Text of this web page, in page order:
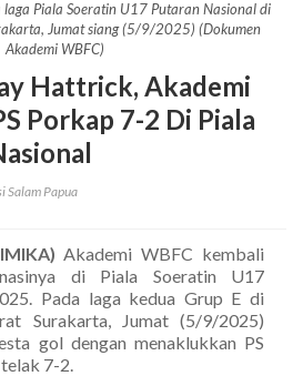
laga Piala Soeratin U17 Putaran Nasional di
Jumat siang (5/9/2025) (Dokumen
Akademi WBFC)
Hattrick, Akademi
Porkap 7-2 Di Piala
Salam Papua
Akademi WBFC kembali
di Piala Soeratin U17
Pada laga kedua Grup E di
Surakarta, Jumat (5/9/2025)
gol dengan menaklukkan PS
7-2.